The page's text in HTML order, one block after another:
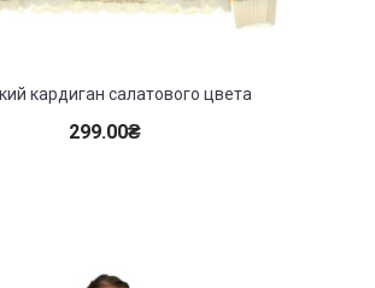
кардиган салатового цвета
299.00₴